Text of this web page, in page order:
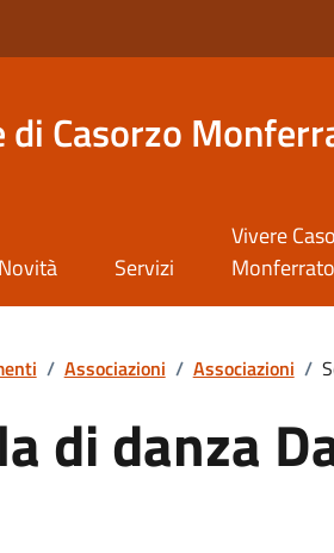
di Casorzo
Novità Servizi
Vivere
Monferrato
/ Associazioni / Associazioni /
di danza